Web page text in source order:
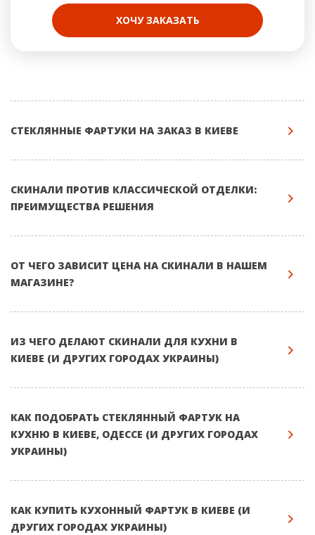
ХОЧУ ЗАКАЗАТЬ
СТЕКЛЯННЫЕ ФАРТУКИ НА ЗАКАЗ В КИЕВЕ
СКИНАЛИ ПРОТИВ КЛАССИЧЕСКОЙ ОТДЕЛКИ:
ПРЕИМУЩЕСТВА РЕШЕНИЯ
ОТ ЧЕГО ЗАВИСИТ ЦЕНА НА СКИНАЛИ В НАШЕМ
МАГАЗИНЕ?
ИЗ ЧЕГО ДЕЛАЮТ СКИНАЛИ ДЛЯ КУХНИ В
КИЕВЕ (И ДРУГИХ ГОРОДАХ УКРАИНЫ)
КАК ПОДОБРАТЬ СТЕКЛЯННЫЙ ФАРТУК НА
КУХНЮ В КИЕВЕ, ОДЕССЕ (И ДРУГИХ ГОРОДАХ
УКРАИНЫ)
КАК КУПИТЬ КУХОННЫЙ ФАРТУК В КИЕВЕ (И
ДРУГИХ ГОРОДАХ УКРАИНЫ)